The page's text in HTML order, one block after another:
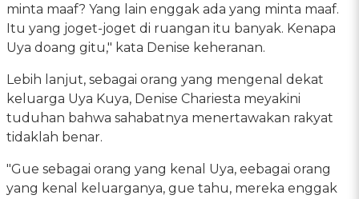
minta maaf? Yang lain enggak ada yang minta maaf.
Itu yang joget-joget di ruangan itu banyak. Kenapa
Uya doang gitu," kata Denise keheranan.
Lebih lanjut, sebagai orang yang mengenal dekat
keluarga Uya Kuya, Denise Chariesta meyakini
tuduhan bahwa sahabatnya menertawakan rakyat
tidaklah benar.
"Gue sebagai orang yang kenal Uya, eebagai orang
yang kenal keluarganya, gue tahu, mereka enggak